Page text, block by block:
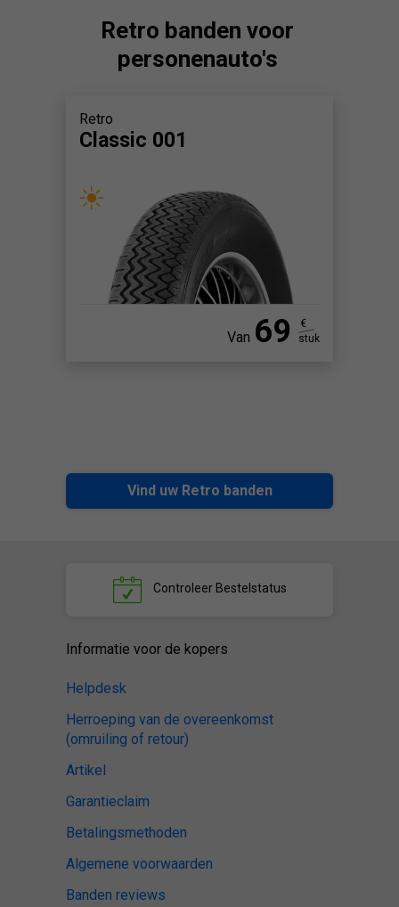
Retro banden voor
personenauto's
Retro
Classic 001
Van 69
€
stuk
Vind uw Retro banden
ControleerBestelstatus
Informatie voor de kopers
Helpdesk
Herroeping van de overeenkomst
(omruiling of retour)
Artikel
Garantieclaim
Betalingsmethoden
Algemene voorwaarden
Banden reviews